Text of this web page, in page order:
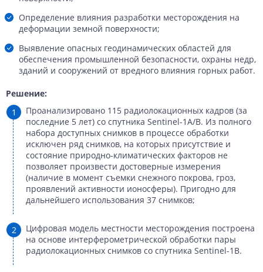
Определение влияния разработки месторождения на
деформации земной поверхности;
Выявление опасных геодинамических областей для
обеспечения промышленной безопасности, охраны недр,
зданий и сооружений от вредного влияния горных работ.
Решение:
Проанализировано 115 радиолокационных кадров (за
последние 5 лет) со спутника Sentinel-1A/B. Из полного
набора доступных снимков в процессе обработки
исключен ряд снимков, на которых присутствие и
состояние природно-климатических факторов не
позволяет произвести достоверные измерения
(наличие в момент съемки снежного покрова, гроз,
проявлений активности ионосферы). Пригодно для
дальнейшего использования 37 снимков;
Цифровая модель местности месторождения построена
на основе интерферометрической обработки пары
радиолокационных снимков со спутника Sentinel-1B.